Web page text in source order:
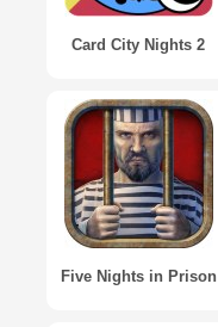
Card City Nights 2
Five Nights in Prison